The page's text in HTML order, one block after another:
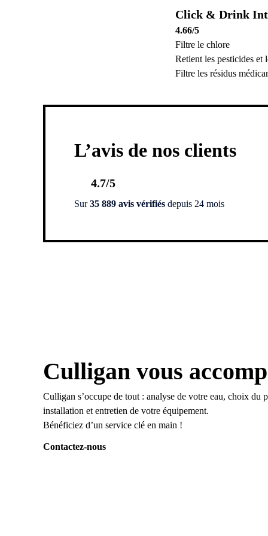
Click & Drink
4.66/5
Filtre le chlore
Retient les pesticides et
Filtre les résidus
L’avis de nos clients
4.7/5
Sur35 889 avis vérifiés depuis 24 mois
Culligan vous
Culligan s’occupe de tout : analyse de votre eau, choix du
installation et entretien de votre équipement.
Bénéficiez d’un service clé en main !
Contactez-nous